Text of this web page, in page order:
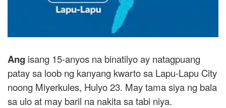
Ang isang 15-anyos na binatilyo ay natagpuang
patay sa loob ng kanyang kwarto sa Lapu-Lapu City
noong Miyerkules, Hulyo 23. May tama siya ng bala
sa ulo at may baril na nakita sa tabi niya.